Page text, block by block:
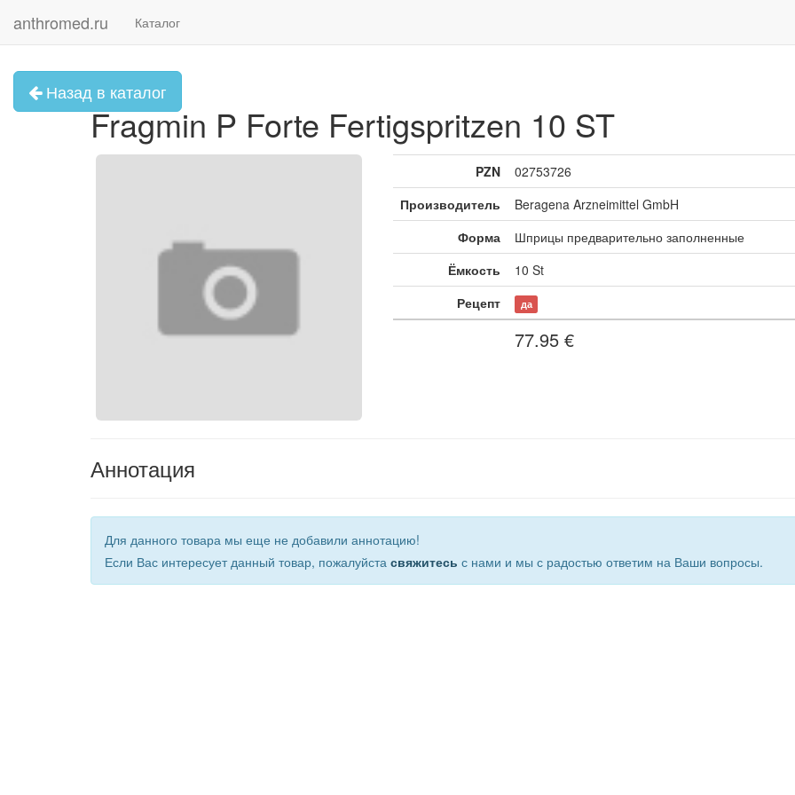
anthromed.ru Каталог
Назад в каталог
Fragmin P Forte Fertigspritzen 10 ST
PZN
02753726
Производитель
Beragena Arzneimittel GmbH
Форма
Шприцы предварительно заполненные
Ёмкость
10 St
Рецепт
да
77.95 €
Аннотация
Для данного товара мы еще не добавили аннотацию!
Если Вас интересует данный товар, пожалуйста свяжитесь с нами и мы с радостью ответим на Ваши вопросы.